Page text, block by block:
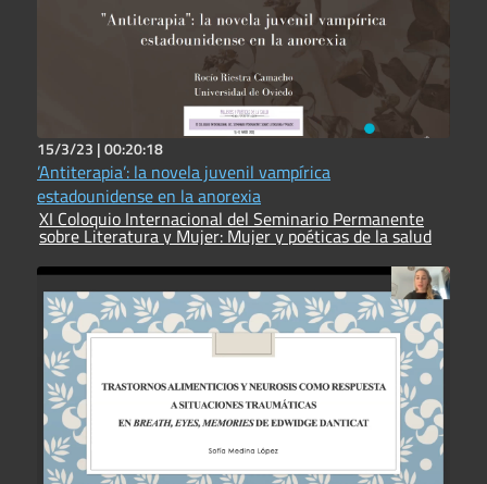
15/3/23 |00:20:18
’Antiterapia’: la novela juvenil vampírica
estadounidense en la anorexia
XI Coloquio Internacional del Seminario Permanente
sobre Literatura y Mujer: Mujer y poéticas de la salud